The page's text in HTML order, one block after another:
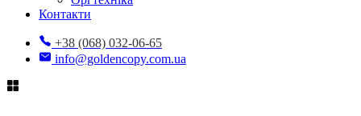
Контакти
+38 (068) 032-06-65
info@goldencopy.com.ua